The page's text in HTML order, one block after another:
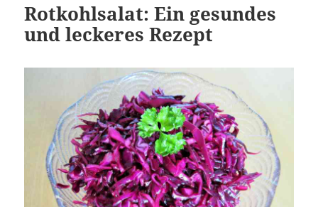
Rotkohlsalat: Ein gesundes
und leckeres Rezept